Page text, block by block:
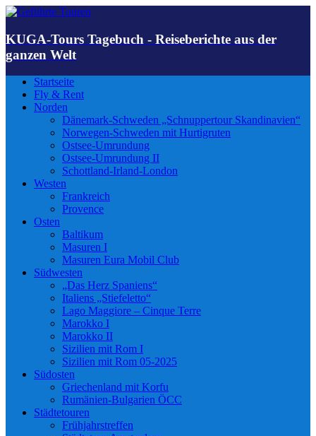
KUGA-Tours Tagebuch - Reiseberichte aus der
ganzen Welt
Startseite
Fly & Rent
Norden
Dänemark-Schweden „Schnuppertour Skandinavien“
Norwegen-Schweden mit Hurtigruten
Ostsee-Umrundung
Ostsee-Umrundung II
Schottland-Irland-London
Westen
Frankreich
Provence
Osten
Baltikum
Masuren I
Masuren Eura Mobil Club
Südwesten
„Das Herz Spaniens“
Italiens „Stiefeletto“
Lago Maggiore – Cinque Terre
Marokko I
Marokko II
Sizilien mit Rom I
Sizilien mit Rom 05-2025
Südosten
Griechenland mit Korfu
Rumänien-Bulgarien ÖCC
Städtetouren
Frühjahrstreffen